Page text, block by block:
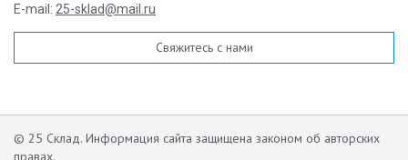
E-mail: 25-sklad@mail.ru
Свяжитесь с нами
© 25 Склад. Информация сайта защищена законом об авторских
правах.